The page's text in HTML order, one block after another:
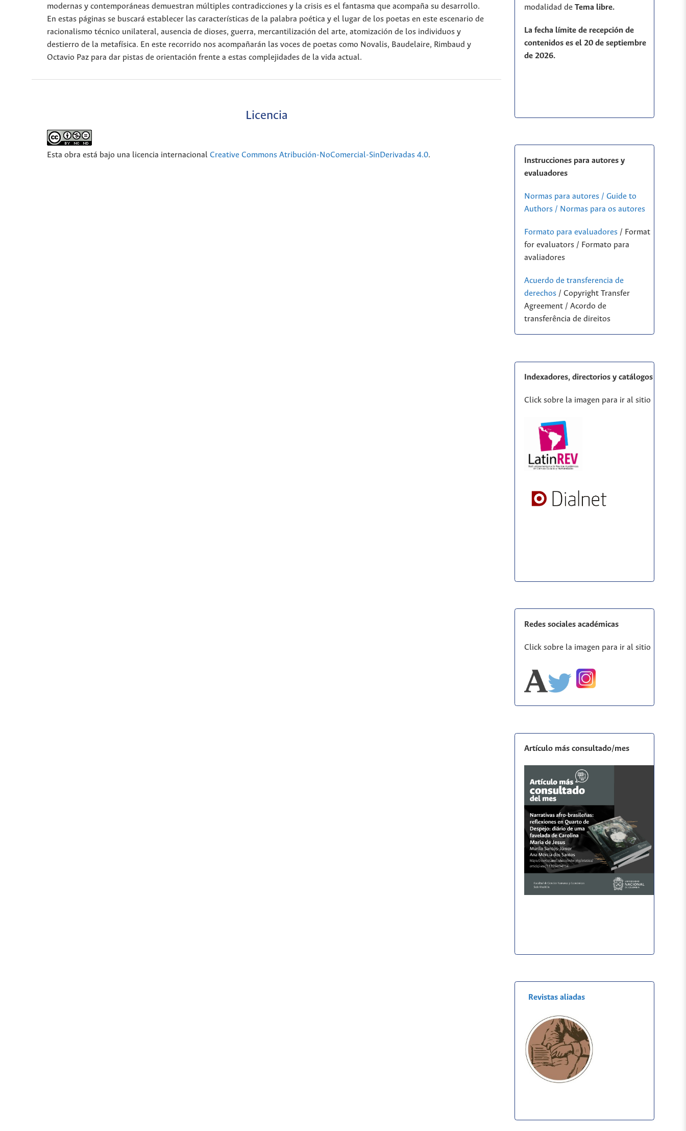
modernas y contemporáneas demuestran múltiples contradicciones y la crisis es el fantasma que acompaña su desarrollo.
En estas páginas se buscará establecer las características de la palabra poética y el lugar de los poetas en este escenario de
racionalismo técnico unilateral, ausencia de dioses, guerra, mercantilización del arte, atomización de los individuos y
destierro de la metafísica. En este recorrido nos acompañarán las voces de poetas como Novalis, Baudelaire, Rimbaud y
Octavio Paz para dar pistas de orientación frente a estas complejidades de la vida actual.
Licencia
Esta obra está bajo una licencia internacional Creative Commons Atribución-NoComercial-SinDerivadas 4.0.
modalidad de Tema libre.
La fecha límite de recepción de
contenidos es el 20 de septiembre
de 2026.
Instrucciones para autores y
evaluadores
Normas para autores / Guide to
Authors / Normas para os autores
Formato para evaluadores/ Format
for evaluators / Formato para
avaliadores
Acuerdo de transferencia de
derechos/ Copyright Transfer
Agreement / Acordo de
transferência de direitos
Indexadores, directorios y catálogos
Click sobre la imagen para ir al sitio
Redes sociales académicas
Click sobre la imagen para ir al sitio
Artículo más consultado/mes
Revistas aliadas